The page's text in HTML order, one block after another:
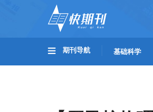
期刊导航 基础科学